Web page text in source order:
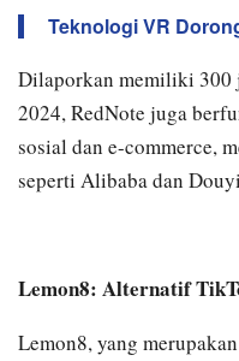
Teknologi VR
Dilaporkan memiliki 300
2024, RedNote juga
sosial dan e-commerce,
seperti Alibaba dan
Lemon8: Alternatif
Lemon8, yang